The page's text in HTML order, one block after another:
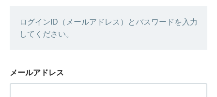
ログインID（メールアドレス）とパスワードを入力
してください。
メールアドレス